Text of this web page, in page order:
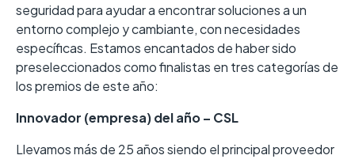
seguridad para ayudar a encontrar soluciones a un
entorno complejo y cambiante, con necesidades
específicas. Estamos encantados de haber sido
preseleccionados como finalistas en tres categorías de
los premios de este año:
Innovador (empresa) del año – CSL
Llevamos más de 25 años siendo el principal proveedor